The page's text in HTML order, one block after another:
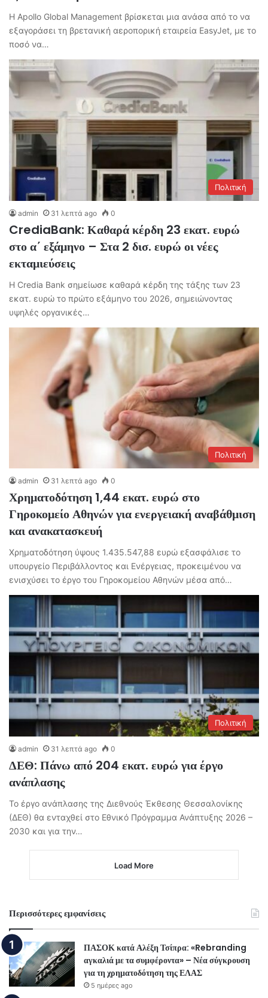
Η Apollo Global Management βρίσκεται μια ανάσα από το να
εξαγοράσει τη βρετανική αεροπορική εταιρεία EasyJet, με το
ποσό να…
Πολιτική
admin 31 λεπτά ago 0
CrediaBank: Καθαρά κέρδη 23 εκατ. ευρώ
στο α΄ εξάμηνο – Στα 2 δισ. ευρώ οι νέες
εκταμιεύσεις
Η Credia Bank σημείωσε καθαρά κέρδη της τάξης των 23
εκατ. ευρώ το πρώτο εξάμηνο του 2026, σημειώνοντας
υψηλές οργανικές…
Πολιτική
admin 31 λεπτά ago 0
Χρηματοδότηση 1,44 εκατ. ευρώ στο
Γηροκομείο Αθηνών για ενεργειακή αναβάθμιση
και ανακατασκευή
Χρηματοδότηση ύψους 1.435.547,88 ευρώ εξασφάλισε το
υπουργείο Περιβάλλοντος και Ενέργειας, προκειμένου να
ενισχύσει το έργο του Γηροκομείου Αθηνών μέσα από…
Πολιτική
admin 31 λεπτά ago 0
ΔΕΘ: Πάνω από 204 εκατ. ευρώ για έργο
ανάπλασης
Το έργο ανάπλασης της Διεθνούς Έκθεσης Θεσσαλονίκης
(ΔΕΘ) θα ενταχθεί στο Εθνικό Πρόγραμμα Ανάπτυξης 2026 –
2030 και για την…
Load More
Περισσότερες εμφανίσεις
ΠΑΣΟΚ κατά Αλέξη Τσίπρα: «Rebranding
αγκαλιά με τα συμφέροντα» – Νέα σύγκρουση
για τη χρηματοδότηση της ΕΛΑΣ
5 ημέρες ago